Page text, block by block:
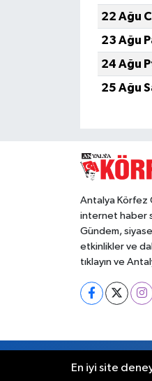
22 Ağu
23 Ağu
24 Ağu
25 Ağu
Antalya Körfez
internet haber
Gündem,
etkinlikler ve
tıklayın ve
RSS
En iyi site